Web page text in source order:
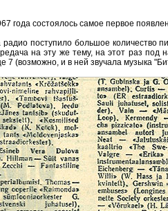
года состоялось самое первое
поступило большое количество
на эту же тему, на этот раз под
7 (возможно, и в ней звучала музыка